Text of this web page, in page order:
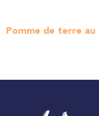
Pomme de terre au